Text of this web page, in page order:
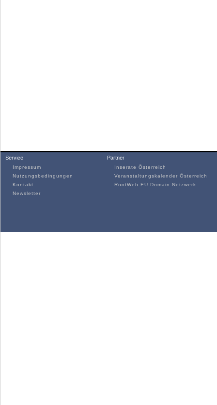
Service
Impressum
Nutzungsbedingungen
Kontakt
Newsletter
Partner
Inserate Österreich
Veranstaltungskalender Österreich
RootWeb.EU Domain Netzwerk